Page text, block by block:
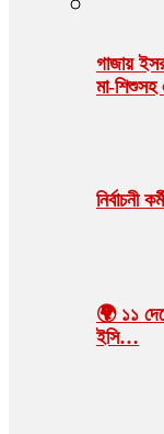
গাজায়
মা-
নির্বাচনী
🌍 ১১
ইসি…